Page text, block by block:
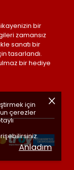
için
çerezler
Anladım
bir
zamansız
sanatı bir
tasarlandı.
bir hediye